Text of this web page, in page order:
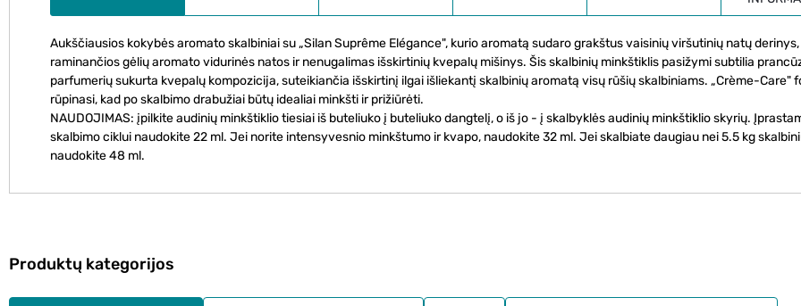
Aukščiausios kokybės aromato skalbiniai su „Silan Suprême Elégance", kurio aromatą sudaro grakštus vaisinių viršutinių natų derinys,
raminančios gėlių aromato vidurinės natos ir nenugalimas išskirtinių kvepalų mišinys. Šis skalbinių minkštiklis pasižymi subtilia
parfumerių sukurta kvepalų kompozicija, suteikiančia išskirtinį ilgai išliekantį skalbinių aromatą visų rūšių skalbiniams. „Crème-Care"
rūpinasi, kad po skalbimo drabužiai būtų idealiai minkšti ir prižiūrėti.
NAUDOJIMAS: įpilkite audinių minkštiklio tiesiai iš buteliuko į buteliuko dangtelį, o iš jo - į skalbyklės audinių minkštiklio skyrių.
skalbimo ciklui naudokite 22 ml. Jei norite intensyvesnio minkštumo ir kvapo, naudokite 32 ml. Jei skalbiate daugiau nei 5.5 kg
naudokite 48 ml.
Produktų kategorijos